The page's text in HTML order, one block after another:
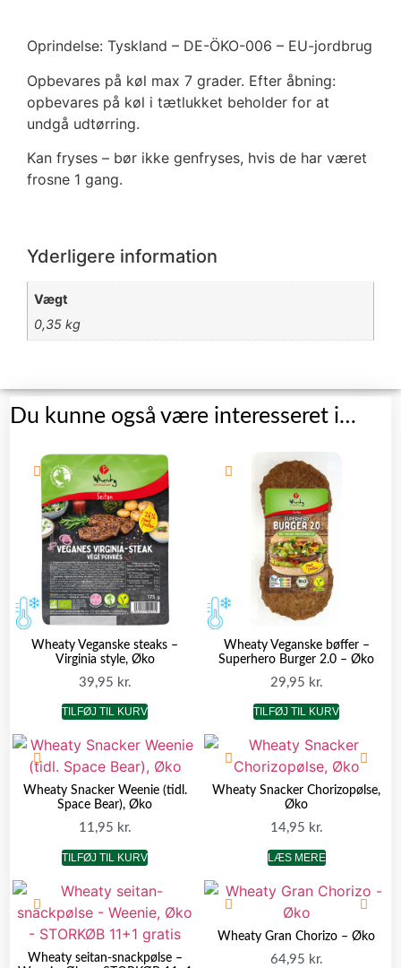
Oprindelse: Tyskland – DE-ÖKO-006 – EU-jordbrug
Opbevares på køl max 7 grader. Efter åbning:
opbevares på køl i tætlukket beholder for at
undgå udtørring.
Kan fryses – bør ikke genfryses, hvis de har været
frosne 1 gang.
Yderligere information
Vægt
0,35 kg
Du kunne også være interesseret i…
Wheaty Veganske steaks –
Virginia style, Øko
39,95 kr.
TILFØJ TIL KURV
Wheaty Veganske bøffer –
Superhero Burger 2.0 – Øko
29,95 kr.
TILFØJ TIL KURV
Wheaty Snacker Weenie (tidl.
Space Bear), Øko
11,95 kr.
TILFØJ TIL KURV
Wheaty Snacker Chorizopølse,
Øko
14,95 kr.
LÆS MERE
Wheaty seitan-snackpølse –
Wheaty Gran Chorizo – Øko
64,95 kr.